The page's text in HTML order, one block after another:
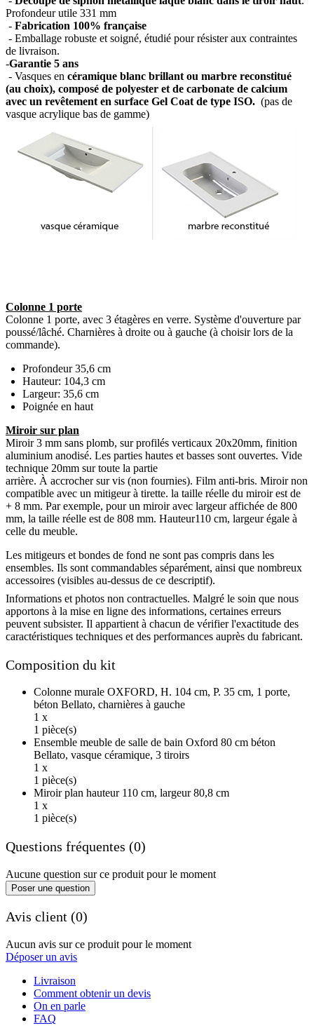
Profondeur utile 331 mm
- Fabrication 100% française
- Emballage robuste et soigné, étudié pour résister aux contraintes
de livraison.
-Garantie 5 ans
- Vasques en céramique blanc brillant ou marbre reconstitué
(au choix), composé de polyester et de carbonate de calcium
avec un revêtement en surface Gel Coat de type ISO. (pas de
vasque acrylique bas de gamme)
Colonne 1 porte
Colonne 1 porte, avec 3 étagères en verre. Système d'ouverture par
poussé/lâché. Charnières à droite ou à gauche (à choisir lors de la
commande).
Profondeur 35,6 cm
Hauteur: 104,3 cm
Largeur: 35,6 cm
Poignée en haut
Miroir sur plan
Miroir 3 mm sans plomb, sur profilés verticaux 20x20mm, finition
aluminium anodisé. Les parties hautes et basses sont ouvertes. Vide
technique 20mm sur toute la partie
arrière. À accrocher sur vis (non fournies). Film anti-bris. Miroir non
compatible avec un mitigeur à tirette. la taille réelle du miroir est de
+ 8 mm. Par exemple, pour un miroir avec largeur affichée de 800
mm, la taille réelle est de 808 mm. Hauteur110 cm, largeur égale à
celle du meuble.
Les mitigeurs et bondes de fond ne sont pas compris dans les
ensembles. Ils sont commandables séparément, ainsi que nombreux
accessoires (visibles au-dessus de ce descriptif).
Informations et photos non contractuelles. Malgré le soin que nous
apportons à la mise en ligne des informations, certaines erreurs
peuvent subsister. Il appartient à chacun de vérifier l'exactitude des
caractéristiques techniques et des performances auprès du fabricant.
Composition du kit
Colonne murale OXFORD, H. 104 cm, P. 35 cm, 1 porte,
béton Bellato, charnières à gauche
1 x
1 pièce(s)
Ensemble meuble de salle de bain Oxford 80 cm béton
Bellato, vasque céramique, 3 tiroirs
1 x
1 pièce(s)
Miroir plan hauteur 110 cm, largeur 80,8 cm
1 x
1 pièce(s)
Questions fréquentes (0)
Aucune question sur ce produit pour le moment
Poser une question
Avis client (0)
Aucun avis sur ce produit pour le moment
Déposer un avis
Livraison
Comment obtenir un devis
On en parle
FAQ